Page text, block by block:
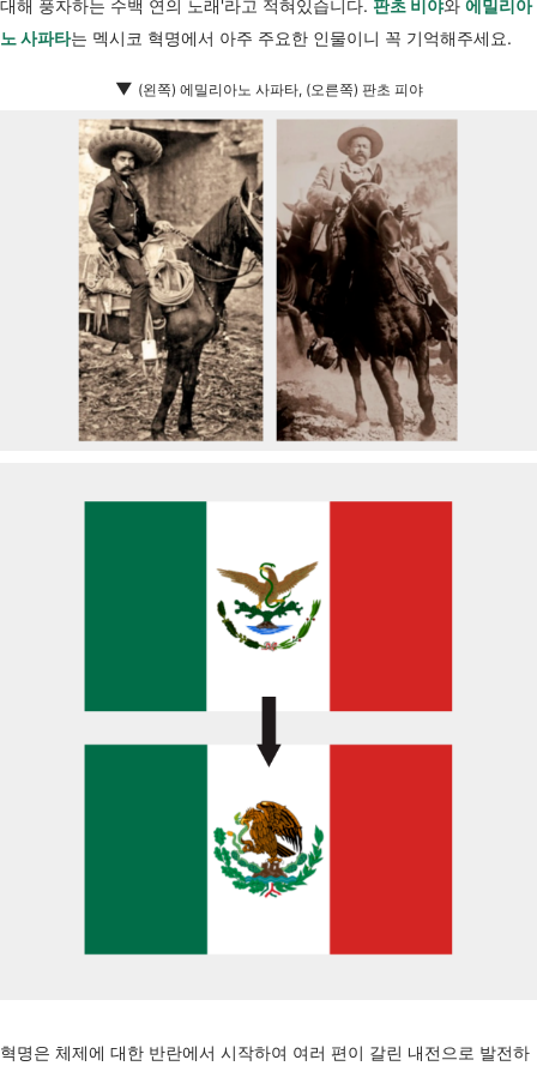
대해 풍자하는 수백 연의 노래'라고 적혀있습니다. 판초 비야와 에밀리아
노 사파타는 멕시코 혁명에서 아주 주요한 인물이니 꼭 기억해주세요.
▼ (왼쪽) 에밀리아노 사파타, (오른쪽) 판초 피야
혁명은 체제에 대한 반란에서 시작하여 여러 편이 갈린 내전으로 발전하